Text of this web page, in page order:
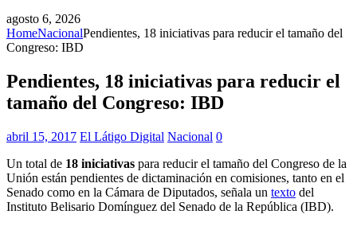
agosto 6, 2026
HomeNacionalPendientes, 18 iniciativas para reducir el tamaño del
Congreso: IBD
Pendientes, 18 iniciativas para reducir el
tamaño del Congreso: IBD
abril 15, 2017 El Látigo Digital Nacional 0
Un total de 18 iniciativas para reducir el tamaño del Congreso de la
Unión están pendientes de dictaminación en comisiones, tanto en el
Senado como en la Cámara de Diputados, señala un texto del
Instituto Belisario Domínguez del Senado de la República (IBD).